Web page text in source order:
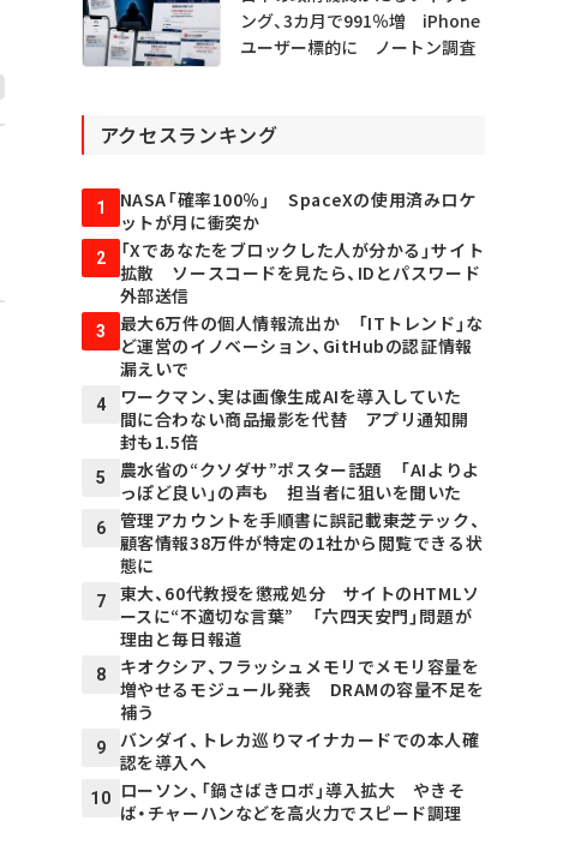
ング、3カ月で991％増 iPhone
ユーザー標的に ノートン調査
アクセスランキング
1
NASA「確率100％」 SpaceXの使用済みロケ
ットが月に衝突か
2
「Xであなたをブロックした人が分かる」サイト
拡散 ソースコードを見たら、IDとパスワード
外部送信
3
最大6万件の個人情報流出か 「ITトレンド」な
ど運営のイノベーション、GitHubの認証情報
漏えいで
4
ワークマン、実は画像生成AIを導入していた
間に合わない商品撮影を代替 アプリ通知開
封も1.5倍
5
農水省の“クソダサ”ポスター話題 「AIよりよ
っぽど良い」の声も 担当者に狙いを聞いた
6
管理アカウントを手順書に誤記載――東芝テック、
顧客情報38万件が特定の1社から閲覧できる状
態に
7
東大、60代教授を懲戒処分 サイトのHTMLソ
ースに“不適切な言葉” 「六四天安門」問題が
理由と毎日報道
8
キオクシア、フラッシュメモリでメモリ容量を
増やせるモジュール発表 DRAMの容量不足を
補う
9
バンダイ、トレカ巡りマイナカードでの本人確
認を導入へ
10
ローソン、「鍋さばきロボ」導入拡大 やきそ
ば・チャーハンなどを高火力でスピード調理